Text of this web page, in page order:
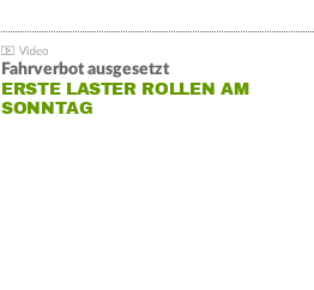
Fahrverbot ausgesetzt
ERSTE LASTER ROLLEN AM
SONNTAG